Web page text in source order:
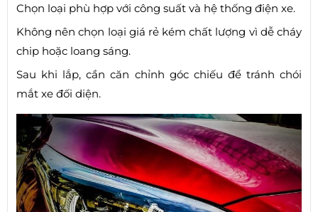
Chọn loại phù hợp với công suất và hệ thống điện xe.
Không nên chọn loại giá rẻ kém chất lượng vì dễ cháy
chip hoặc loang sáng.
Sau khi lắp, cần căn chỉnh góc chiếu để tránh chói
mắt xe đối diện.